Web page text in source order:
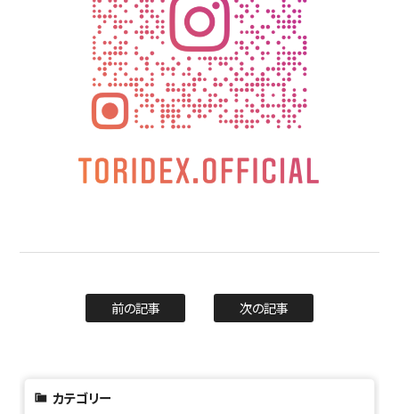
前の記事 次の記事
カテゴリー